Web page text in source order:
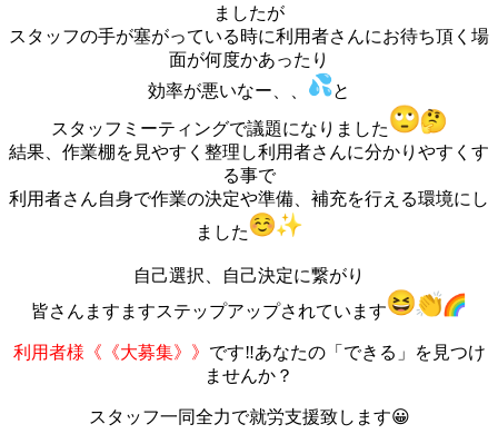
ましたが
スタッフの手が塞がっている時に利用者さんにお待ち頂く場
面が何度かあったり
効率が悪いなー、、
と
スタッフミーティングで議題になりました
結果、作業棚を見やすく整理し利用者さんに分かりやすくす
る事で
利用者さん自身で作業の決定や準備、補充を行える環境にし
ました
自己選択、自己決定に繋がり
皆さんますますステップアップされています
利用者様《《大募集》》 です‼️あなたの「できる」を見つけ
ませんか？
スタッフ一同全力で就労支援致します😀